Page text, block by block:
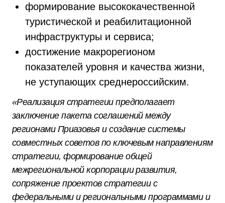
формирование высококачественной
туристической и реабилитационной
инфраструктуры и сервиса;
достижение макрорегионом
показателей уровня и качества жизни,
не уступающих среднероссийским.
«Реализация стратегии предполагает
заключение пакета соглашений между
регионами Приазовья и создание системы
совместных советов по ключевым направлениям
стратегии, формирование общей
межрегиональной корпорации развития,
сопряжение проектов стратегии с
федеральными и региональными программами и